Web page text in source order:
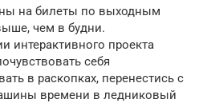
на билеты по выходным
чем в будни.
интерактивного проекта
себя
в раскопках, перенестись с
времени в ледниковый